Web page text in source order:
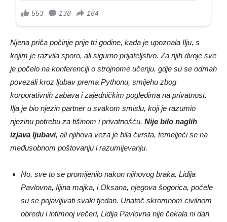
kojim je razvila sporo, ali sigurno prijateljstvo. Za njih dvoje sve
je počelo na konferenciji o strojnome učenju, gdje su se odmah
povezali kroz ljubav prema Pythonu, smijehu zbog
korporativnih zabava i zajedničkim pogledima na privatnost.
Ilja je bio njezin partner u svakom smislu, koji je razumio
njezinu potrebu za tišinom i privatnošću.Nije bilo naglih
izjava ljubavi, ali njihova veza je bila čvrsta, temeljeći se na
međusobnom poštovanju i razumijevanju.
Pavlovna, Iljina majka, i Oksana, njegova šogorica, počele
su se pojavljivati svaki tjedan. Unatoč skromnom civilnom
obredu i intimnoj večeri, Lidija Pavlovna nije čekala ni dan
prije nego što je prešla prag Anina stana, proklamirajući: